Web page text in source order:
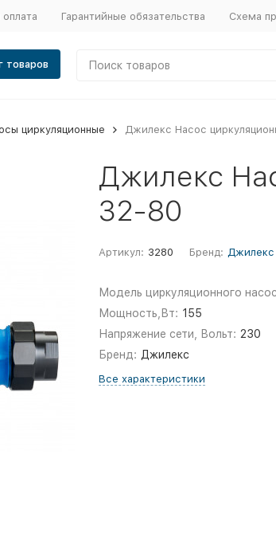
Гарантийные обязательства Схема
товаров
циркуляционные Джилекс Насос
Джилекс
32-80
Артикул: 3280 Бренд: Джилекс
Модель циркуляционного
Мощность,Вт: 155
Напряжение сети, Вольт: 230
Бренд: Джилекс
Все характеристики